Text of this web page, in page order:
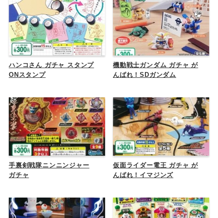
ハンコさん ガチャ スタンプ
ONスタンプ
機動戦士ガンダム ガチャ が
んばれ！SDガンダム
手裏剣戦隊ニンニンジャー
ガチャ
仮面ライダー電王 ガチャ が
んばれ！イマジンズ